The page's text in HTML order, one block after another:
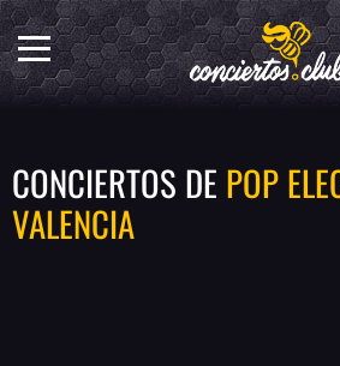
CONCIERTOS DE POP
VALENCIA